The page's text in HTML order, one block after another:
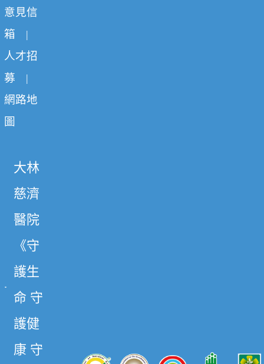
意見信
箱 |
人才招
募 |
網路地
圖
大林
慈濟
醫院
《守
護生
命 守
護健
康 守